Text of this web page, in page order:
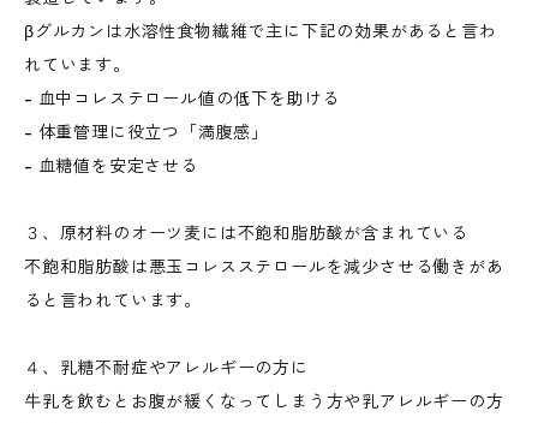
βグルカンは水溶性食物繊維で主に下記の効果があると言わ
れています。
- 血中コレステロール値の低下を助ける
- 体重管理に役立つ「満腹感」
- 血糖値を安定させる
３、原材料のオーツ麦には不飽和脂肪酸が含まれている
不飽和脂肪酸は悪玉コレスステロールを減少させる働きがあ
ると言われています。
４、乳糖不耐症やアレルギーの方に
牛乳を飲むとお腹が緩くなってしまう方や乳アレルギーの方